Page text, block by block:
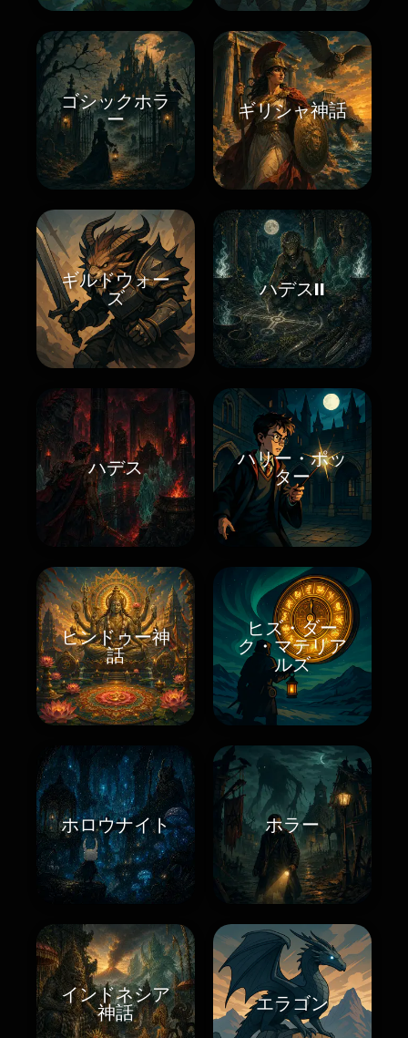
ゴシックホラ
ー
ギリシャ神話
ギルドウォー
ズ
ハデスII
ハデス
ハリー・ポッ
ター
ヒンドゥー神
話
ヒズ・ダー
ク・マテリア
ルズ
ホロウナイト ホラー
インドネシア
神話
エラゴン